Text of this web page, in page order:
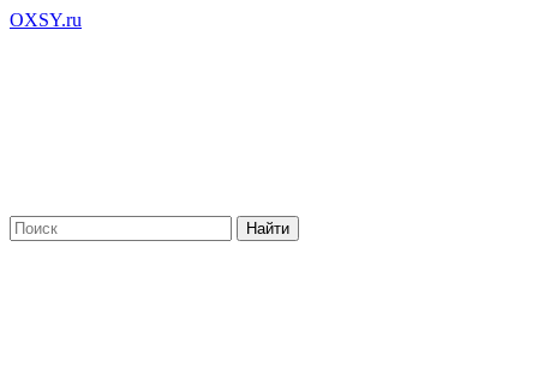
OXSY.ru